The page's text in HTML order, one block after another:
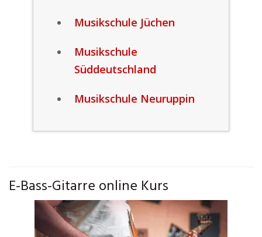
Musikschule Jüchen
Musikschule
Süddeutschland
Musikschule Neuruppin
E-Bass-Gitarre online Kurs